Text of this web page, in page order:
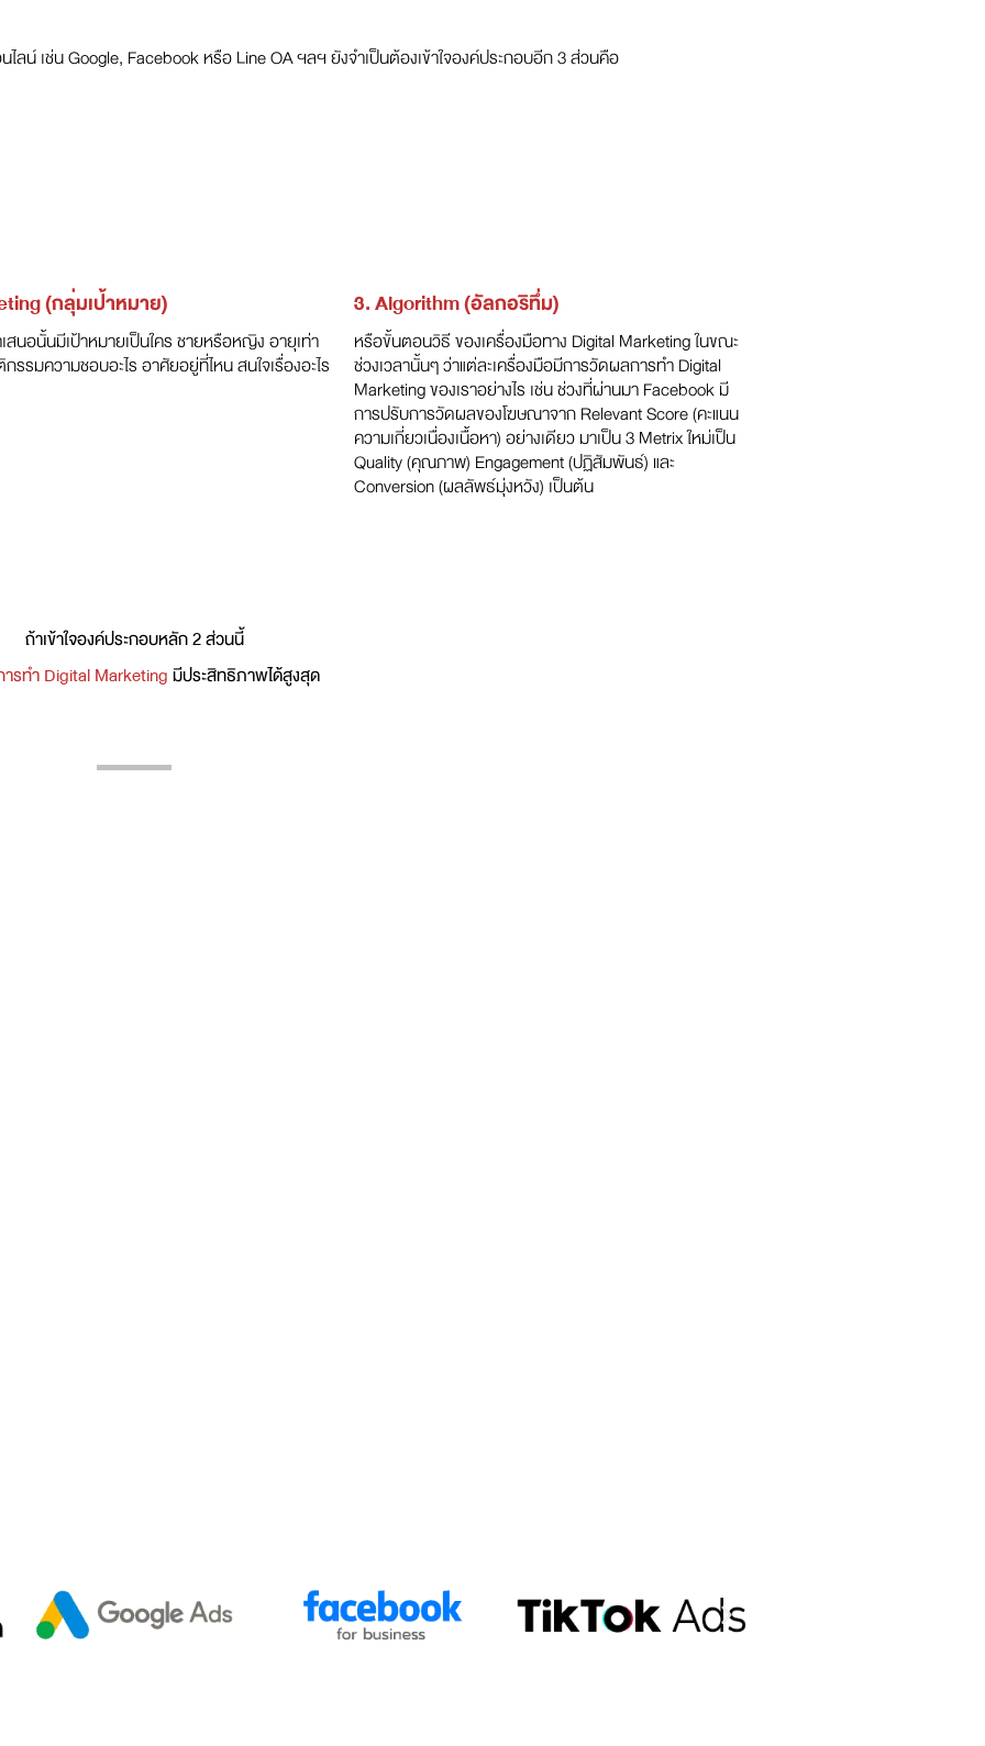
ลน์ เช่น Google, Facebook หรือ Line OA ฯลฯ ยังจำเป็นต้องเข้าใจองค์ประกอบอีก 3 ส่วนคือ
(กลุ่มเป้าหมาย)
สนอนั้นมีเป้าหมายเป็นใคร ชายหรือหญิง อายุเท่า
รรมความชอบอะไร อาศัยอยู่ที่ไหน สนใจเรื่องอะไร
3. Algorithm (อัลกอริทึ่ม)
หรือขั้นตอนวิธี ของเครื่องมือทาง Digital Marketing ในขณะ
ช่วงเวลานั้นๆ ว่าแต่ละเครื่องมือมีการวัดผลการทำ Digital
Marketing ของเราอย่างไร เช่น ช่วงที่ผ่านมา Facebook มี
การปรับการวัดผลของโฆษณาจาก Relevant Score (คะแนน
ความเกี่ยวเนื่องเนื้อหา) อย่างเดียว มาเป็น 3 Metrix ใหม่เป็น
Quality (คุณภาพ) Engagement (ปฏิสัมพันธ์) และ
Conversion (ผลลัพธ์มุ่งหวัง) เป็นต้น
ถ้าเข้าใจองค์ประกอบหลัก 2 ส่วนนี้
รทำ Digital Marketingมีประสิทธิภาพได้สูงสุด